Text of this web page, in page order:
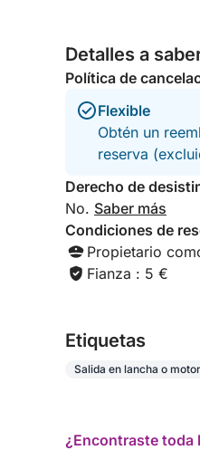
vez que vayamos a
reservaremos con
Detalles a
Política de
Flexible
Obtén un
reserva
Derecho de
No. Saber más
Condiciones de
Propietario
Fianza : 5 €
Etiquetas
Salida en lancha o
¿Encontraste toda